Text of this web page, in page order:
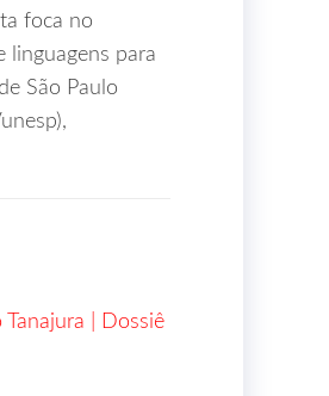
foca no
linguagens para
São Paulo
| Dossiê